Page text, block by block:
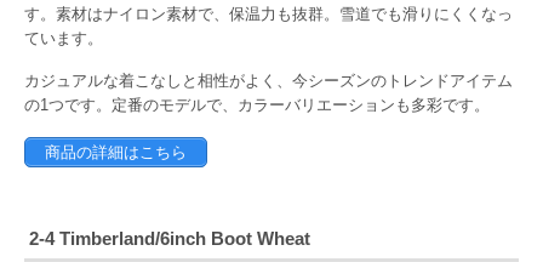
す。素材はナイロン素材で、保温力も抜群。雪道でも滑りにくくなっ
ています。
カジュアルな着こなしと相性がよく、今シーズンのトレンドアイテム
の1つです。定番のモデルで、カラーバリエーションも多彩です。
商品の詳細はこちら
2-4 Timberland/6inch Boot Wheat